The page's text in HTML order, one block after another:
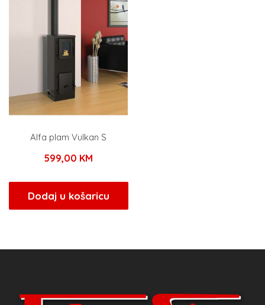
Alfa plam Vulkan S
599,00 KM
Dodaj u košaricu